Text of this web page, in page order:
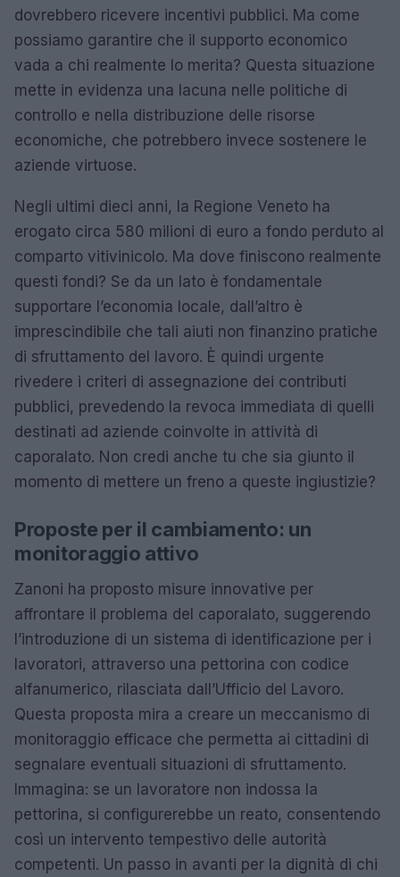
dovrebbero ricevere incentivi pubblici. Ma come
possiamo garantire che il supporto economico
vada a chi realmente lo merita? Questa situazione
mette in evidenza una lacuna nelle politiche di
controllo e nella distribuzione delle risorse
economiche, che potrebbero invece sostenere le
aziende virtuose.
Negli ultimi dieci anni, la Regione Veneto ha
erogato circa 580 milioni di euro a fondo perduto al
comparto vitivinicolo. Ma dove finiscono realmente
questi fondi? Se da un lato è fondamentale
supportare l’economia locale, dall’altro è
imprescindibile che tali aiuti non finanzino pratiche
di sfruttamento del lavoro. È quindi urgente
rivedere i criteri di assegnazione dei contributi
pubblici, prevedendo la revoca immediata di quelli
destinati ad aziende coinvolte in attività di
caporalato. Non credi anche tu che sia giunto il
momento di mettere un freno a queste ingiustizie?
Proposte per il cambiamento: un
monitoraggio attivo
Zanoni ha proposto misure innovative per
affrontare il problema del caporalato, suggerendo
l’introduzione di un sistema di identificazione per i
lavoratori, attraverso una pettorina con codice
alfanumerico, rilasciata dall’Ufficio del Lavoro.
Questa proposta mira a creare un meccanismo di
monitoraggio efficace che permetta ai cittadini di
segnalare eventuali situazioni di sfruttamento.
Immagina: se un lavoratore non indossa la
pettorina, si configurerebbe un reato, consentendo
così un intervento tempestivo delle autorità
competenti. Un passo in avanti per la dignità di chi